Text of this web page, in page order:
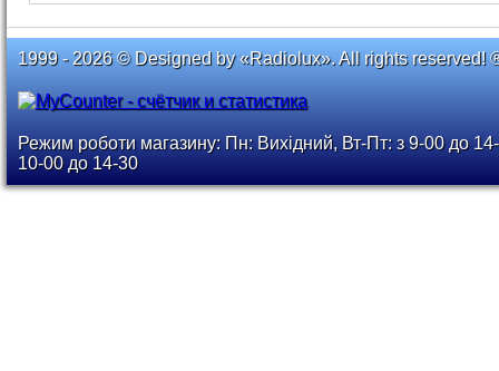
1999 - 2026 © Designed by «Radiolux». All rights reserved!
Режим роботи магазину: Пн: Вихідний, Вт-Пт: з 9-00 до
10-00 до 14-30